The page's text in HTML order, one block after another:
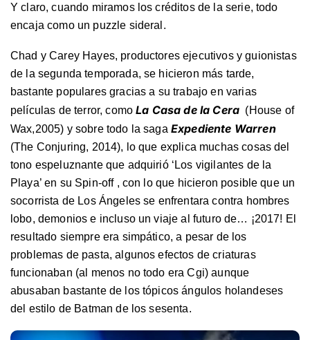
Y claro, cuando miramos los créditos de la serie, todo
encaja como un puzzle sideral.
Chad y Carey Hayes, productores ejecutivos y guionistas
de la segunda temporada, se hicieron más tarde,
bastante populares gracias a su trabajo en varias
películas de terror, comoLa Casa de la Cera (House of
Wax,2005) y sobre todo la saga Expediente Warren
(The Conjuring, 2014), lo que explica muchas cosas del
tono espeluznante que adquirió ‘Los vigilantes de la
Playa’ en su Spin-off , con lo que hicieron posible que un
socorrista de Los Ángeles se enfrentara contra hombres
lobo, demonios e incluso un viaje al futuro de… ¡2017! El
resultado siempre era simpático, a pesar de los
problemas de pasta, algunos efectos de criaturas
funcionaban (al menos no todo era Cgi) aunque
abusaban bastante de los tópicos ángulos holandeses
del estilo de Batman de los sesenta.